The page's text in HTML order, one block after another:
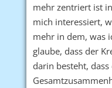
mehr zentriert ist
mich interessiert,
mehr in dem, was
glaube, dass der
darin besteht,